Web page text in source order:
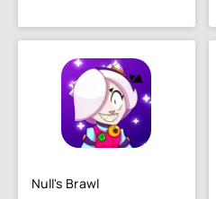
Null's Brawl